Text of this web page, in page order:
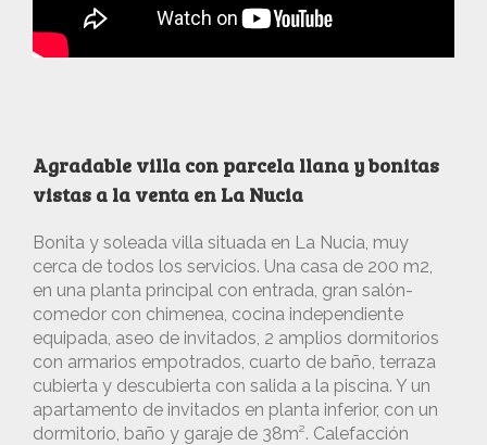
Agradable villa con parcela llana y bonitas
vistas a la venta en La Nucia
Bonita y soleada villa situada en La Nucia, muy
cerca de todos los servicios. Una casa de 200 m2,
en una planta principal con entrada, gran salón-
comedor con chimenea, cocina independiente
equipada, aseo de invitados, 2 amplios dormitorios
con armarios empotrados, cuarto de baño, terraza
cubierta y descubierta con salida a la piscina. Y un
apartamento de invitados en planta inferior, con un
dormitorio, baño y garaje de 38m². Calefacción